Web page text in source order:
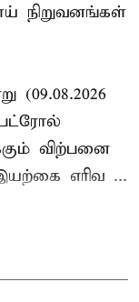
நிறுவனங்கள்
விற்பனை
எரிவ ...